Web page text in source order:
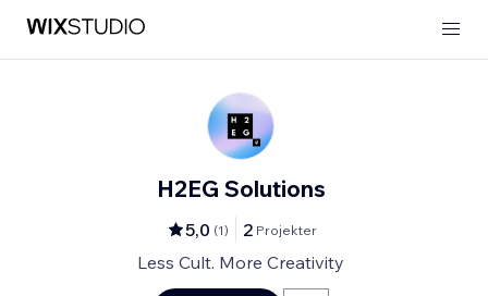
H2EG Solutions
5,0 (1) 2 Projekter
Less Cult. More Creativity